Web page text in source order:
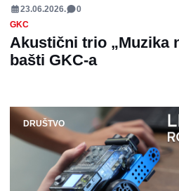
23.06.2026.
0
GKC
Akustični trio „Muzika
bašti GKC-a
DRUŠTVO